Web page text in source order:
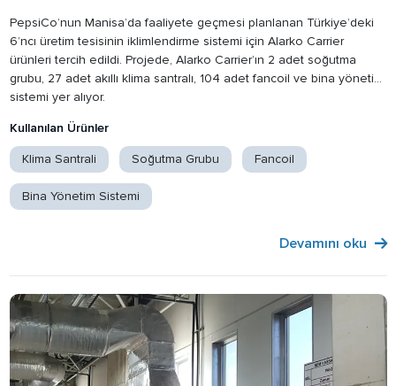
PepsiCo’nun Manisa’da faaliyete geçmesi planlanan Türkiye’deki
6’ncı üretim tesisinin iklimlendirme sistemi için Alarko Carrier
ürünleri tercih edildi. Projede, Alarko Carrier’ın 2 adet soğutma
grubu, 27 adet akıllı klima santralı, 104 adet fancoil ve bina yönetim
sistemi yer alıyor.
Kullanılan Ürünler
Klima Santrali Soğutma Grubu Fancoil
Bina Yönetim Sistemi
Devamını oku